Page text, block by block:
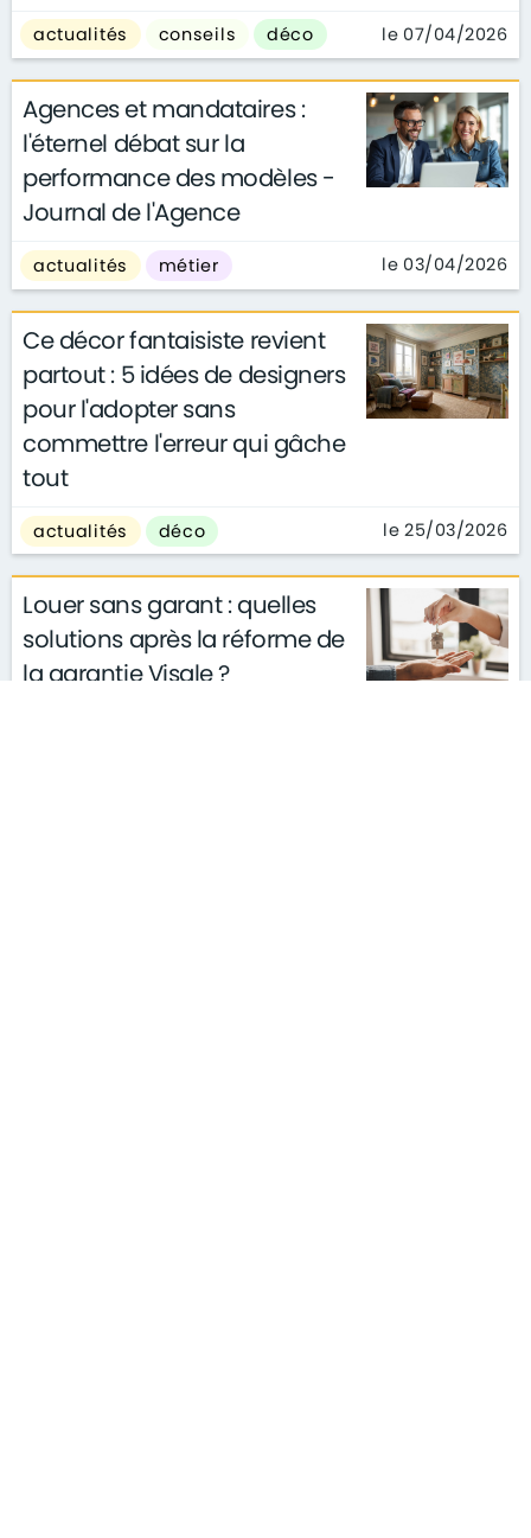
actualités conseils déco le 07/04/2026
Agences et mandataires :
l'éternel débat sur la
performance des modèles -
Journal de l'Agence
actualités métier le 03/04/2026
Ce décor fantaisiste revient
partout : 5 idées de designers
pour l'adopter sans
commettre l'erreur qui gâche
tout
actualités déco le 25/03/2026
Louer sans garant : quelles
solutions après la réforme de
la garantie Visale ?